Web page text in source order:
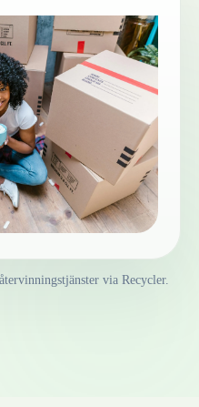
via Recycler.